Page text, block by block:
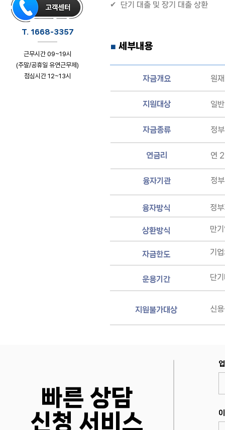
T. 1668-3357
근무시간 09~19시
(주말/공휴일 유연근무제)
점심시간 12~13시
✔ 단기 대출 및 장기 대출 상환
■ 세부내용
융자방식
상환방식
자금한도
운용기간
지원불가대상
자금개요
지원대상
자금종류
연금리
융자기관
원
일
정
연
정
정
만
기
단
신
빠른 상담
​신청 서비스